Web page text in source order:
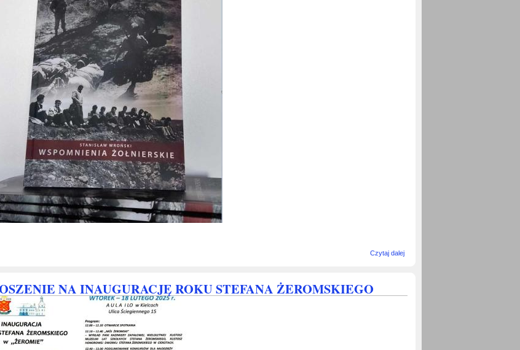
Czytaj dalejwpis
STANISŁAWIE
NA INAUGURACJĘ ROKU STEFANA ŻEROMSKIEGO